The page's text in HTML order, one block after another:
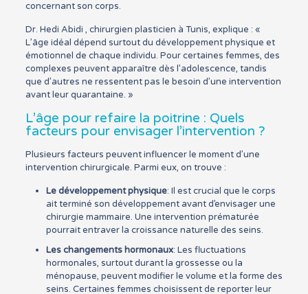
concernant son corps.
Dr. Hedi Abidi , chirurgien plasticien à Tunis, explique : «
L’âge idéal dépend surtout du développement physique et
émotionnel de chaque individu. Pour certaines femmes, des
complexes peuvent apparaître dès l’adolescence, tandis
que d’autres ne ressentent pas le besoin d’une intervention
avant leur quarantaine. »
L’âge pour refaire la poitrine : Quels
facteurs pour envisager l’intervention ?
Plusieurs facteurs peuvent influencer le moment d’une
intervention chirurgicale. Parmi eux, on trouve :
Le développement physique: Il est crucial que le corps
ait terminé son développement avant d’envisager une
chirurgie mammaire. Une intervention prématurée
pourrait entraver la croissance naturelle des seins.
Les changements hormonaux: Les fluctuations
hormonales, surtout durant la grossesse ou la
ménopause, peuvent modifier le volume et la forme des
seins. Certaines femmes choisissent de reporter leur